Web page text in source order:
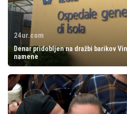
24ur.com
Denar pridobljen na dražbi barikov
namene